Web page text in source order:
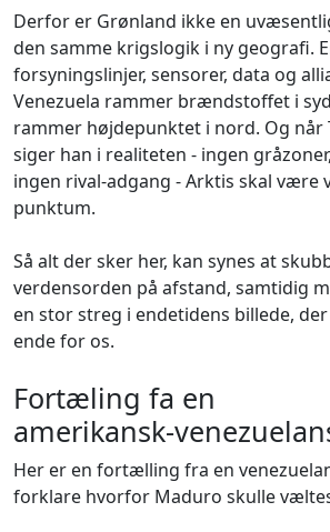
Derfor er Grønland ikke en
den samme krigslogik i ny geografi.
forsyningslinjer, sensorer, data og
Venezuela rammer brændstoffet i
rammer højdepunktet i nord. Og når
siger han i realiteten - ingen
ingen rival-adgang - Arktis skal
punktum.
Så alt der sker her, kan synes at
verdensorden på afstand, samtidig
en stor streg i endetidens billede,
ende for os.
Fortæling fa en
Her er en fortælling fra en
forklare hvorfor Maduro skulle